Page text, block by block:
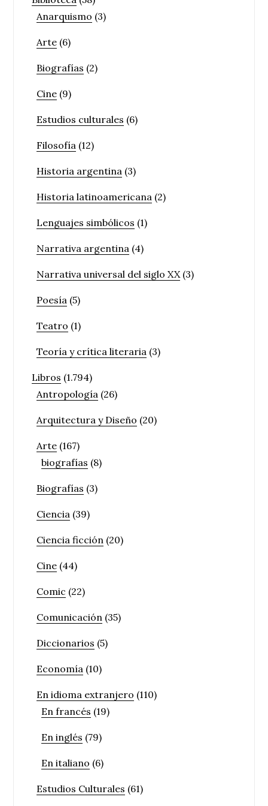
Anarquismo (3)
Arte (6)
Biografías (2)
Cine (9)
Estudios culturales (6)
Filosofía (12)
Historia argentina (3)
Historia latinoamericana (2)
Lenguajes simbólicos (1)
Narrativa argentina (4)
Narrativa universal del siglo XX(3)
Poesía (5)
Teatro (1)
Teoría y crítica literaria (3)
Libros (1.794)
Antropología (26)
Arquitectura y Diseño (20)
Arte (167)
biografías (8)
Biografías (3)
Ciencia (39)
Ciencia ficción (20)
Cine (44)
Comic (22)
Comunicación (35)
Diccionarios (5)
Economía (10)
En idioma extranjero (110)
En francés (19)
En inglés (79)
En italiano (6)
Estudios Culturales (61)